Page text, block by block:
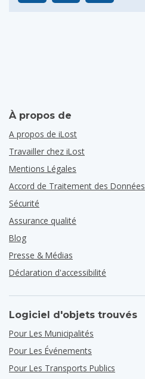
À propos de
A propos de iLost
Travailler chez iLost
Mentions Légales
Accord de Traitement des Données
Sécurité
Assurance qualité
Blog
Presse & Médias
Déclaration d'accessibilité
Logiciel d'objets trouvés
Pour Les Municipalités
Pour Les Événements
Pour Les Transports Publics